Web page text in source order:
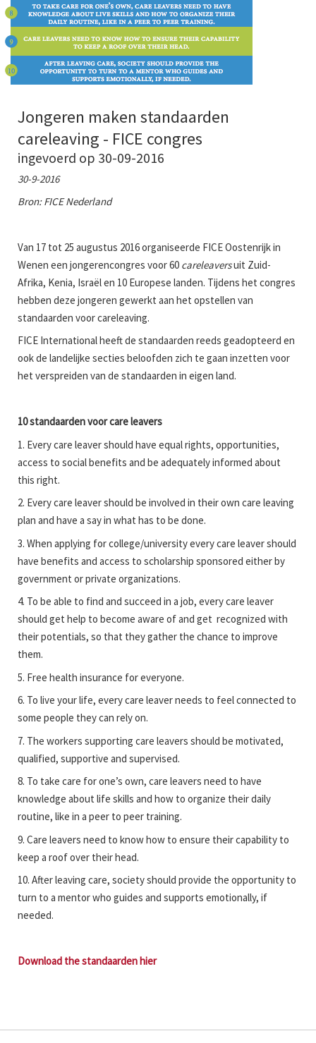
Jongeren maken standaarden
careleaving - FICE congres
ingevoerd op 30-09-2016
30-9-2016
Bron: FICE Nederland
Van 17 tot 25 augustus 2016 organiseerde FICE Oostenrijk in
Wenen een jongerencongres voor 60 careleaversuit Zuid-
Afrika, Kenia, Israël en 10 Europese landen. Tijdens het congres
hebben deze jongeren gewerkt aan het opstellen van
standaarden voor careleaving.
FICE International heeft de standaarden reeds geadopteerd en
ook de landelijke secties beloofden zich te gaan inzetten voor
het verspreiden van de standaarden in eigen land.
10standaardenvoorcare leavers
1. Every care leaver should have equal rights, opportunities,
access to social benefits and be adequately informed about
this right.
2. Every care leaver should be involved in their own care leaving
plan and have a say in what has to be done.
3. When applying for college/university every care leaver should
have benefits and access to scholarship sponsored either by
government or private organizations.
4. To be able to find and succeed in a job, every care leaver
should get help to become aware of and get recognized with
their potentials, so that they gather the chance to improve
them.
5. Free health insurance for everyone.
6. To live your life, every care leaver needs to feel connected to
some people they can rely on.
7. The workers supporting care leavers should be motivated,
qualified, supportive and supervised.
8. To take care for one’s own, care leavers need to have
knowledge about life skills and how to organize their daily
routine, like in a peer to peer training.
9. Care leavers need to know how to ensure their capability to
keep a roof over their head.
10. After leaving care, society should provide the opportunity to
turn to a mentor who guides and supports emotionally, if
needed.
Download thestandaardenhier